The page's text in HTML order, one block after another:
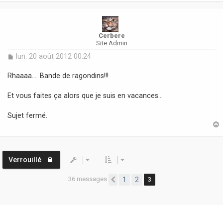
Cerbere
Site Admin
M
s
s
g
lun. 20 août 2012 00:24
Rhaaaa.... Bande de ragondins!!!
Et vous faites ça alors que je suis en vacances...
Sujet fermé.
Verrouillé
36 messages Précédente
1 2 3